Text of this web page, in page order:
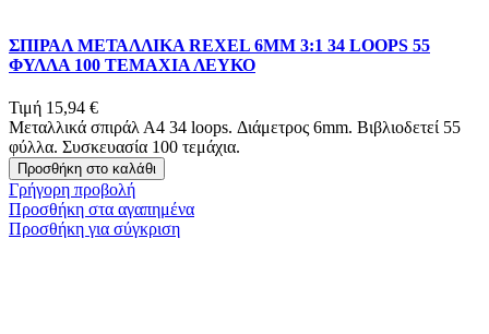
ΣΠΙΡΑΛ ΜΕΤΑΛΛΙΚΑ REXEL 6MM 3:1 34 LOOPS 55
ΦΥΛΛΑ 100 ΤΕΜΑΧΙΑ ΛΕΥΚΟ
Τιμή 15,94 €
Μεταλλικά σπιράλ Α4 34 loops. Διάμετρος 6mm. Βιβλιοδετεί 55
φύλλα. Συσκευασία 100 τεμάχια.
Προσθήκη στο καλάθι
Γρήγορη προβολή
Προσθήκη στα αγαπημένα
Προσθήκη για σύγκριση